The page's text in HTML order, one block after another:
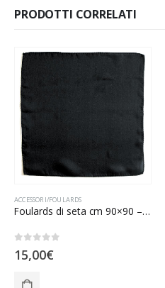
PRODOTTI CORRELATI
ACCESSORI/FOULARDS
Foulards di seta cm 90×90 – Nero
15,00€